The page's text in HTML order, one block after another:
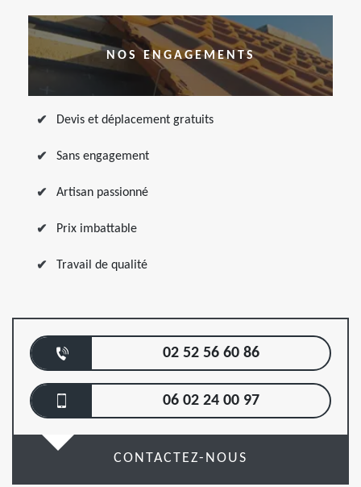
NOS ENGAGEMENTS
Devis et déplacement gratuits
Sans engagement
Artisan passionné
Prix imbattable
Travail de qualité
02 52 56 60 86
06 02 24 00 97
CONTACTEZ-NOUS